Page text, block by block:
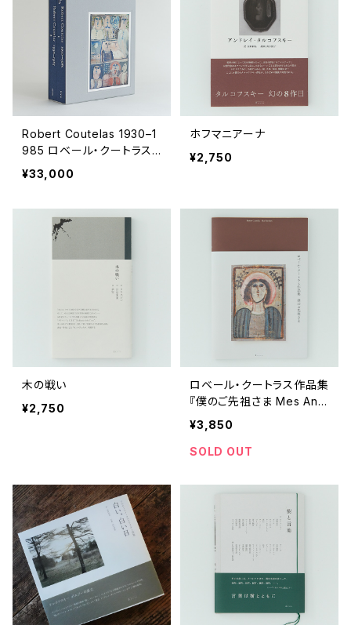
Robert Coutelas 1930–1
985 ロベール・クートラス
作品集 ある画家の仕事
¥33,000
ホフマニアーナ
¥2,750
木の戦い
¥2,750
ロベール・クートラス作品集
『僕のご先祖さま Mes Anc
êtres』
¥3,850
SOLD OUT